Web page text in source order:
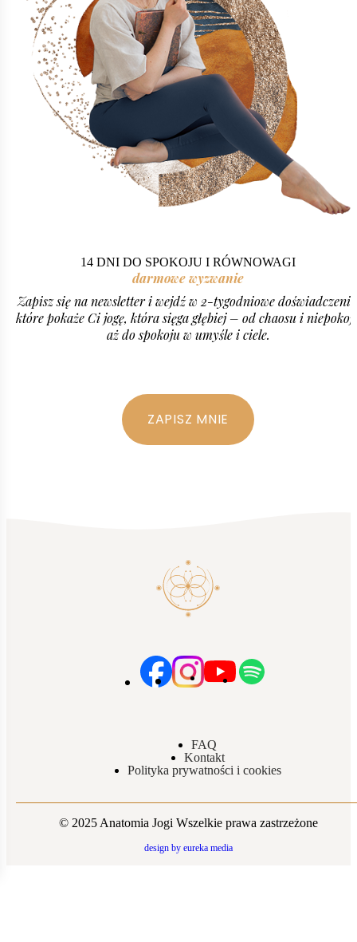
14 DNI DO SPOKOJU I RÓWNOWAGI
darmowe wyzwanie
Zapisz się na newsletter i wejdź w 2-tygodniowe
które pokaże Ci jogę, która sięga głębiej – od chaosu i
aż do spokoju w umyśle i ciele.
ZAPISZ MNIE
FAQ
Kontakt
Polityka prywatności i cookies
© 2025 Anatomia Jogi Wszelkie prawa zastrzeżone
design by eureka media